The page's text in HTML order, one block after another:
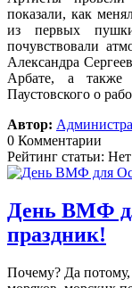
показали, как
из первых
почувствовали
Александра
Арбате, а также
Паустовского о
Автор:
0 Комментарии
Рейтинг статьи:
День ВМФ
праздник!
Почему? Да потому,